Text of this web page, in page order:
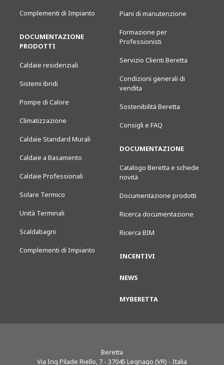
Complementi di Impianto
DOCUMENTAZIONE
PRODOTTI
Caldaie residenziali
Sistemi ibridi
Pompe di Calore
Climatizzazione
Caldaie Standard Murali
Caldaie a Basamento
Caldaie Professionali
Solare Termico
Unità Terminali
Scaldabagni
Complementi di Impianto
Piani di manutenzione
Formazione per
Professionisti
Servizio Clienti Beretta
Condizioni generali di
vendita
Sostenibilità Beretta
Consigli e FAQ
DOCUMENTAZIONE
Catalogo Beretta e schede
novità
Documentazione prodotti
Ricerca documentazione
Ricerca BIM
INCENTIVI
NEWS
MYBERETTA
Beretta
Via Ing Pilade Riello, 7 - 37045 Legnago (VR) - Italia